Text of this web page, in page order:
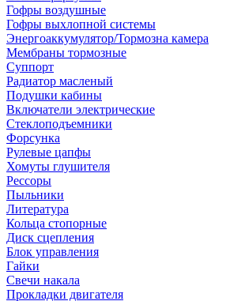
Гофры воздушные
Гофры выхлопной системы
Энергоаккумулятор/Тормозна камера
Мембраны тормозные
Суппорт
Радиатор масленый
Подушки кабины
Включатели электрические
Стеклоподъемники
Форсунка
Рулевые цапфы
Хомуты глушителя
Рессоры
Пыльники
Литература
Кольца стопорные
Диск сцепления
Блок управления
Гайки
Свечи накала
Прокладки двигателя